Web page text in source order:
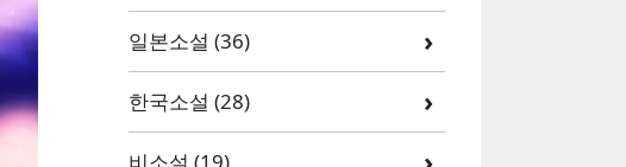
일본소설 (36)
한국소설 (28)